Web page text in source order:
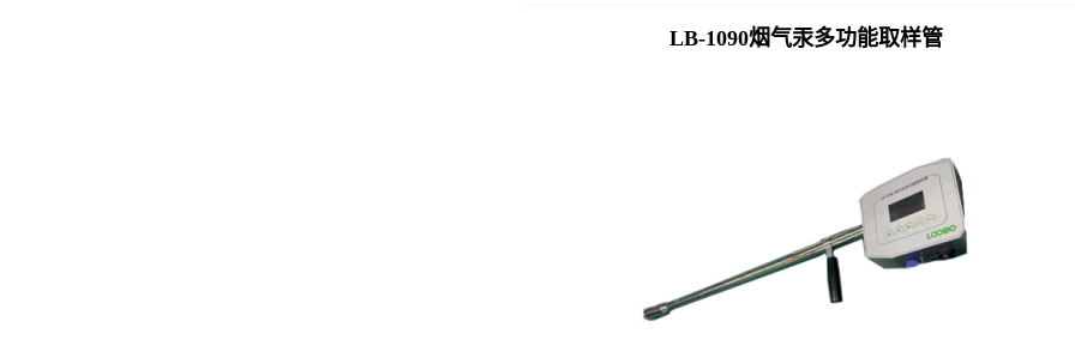
LB-1090烟气汞多功能取样管